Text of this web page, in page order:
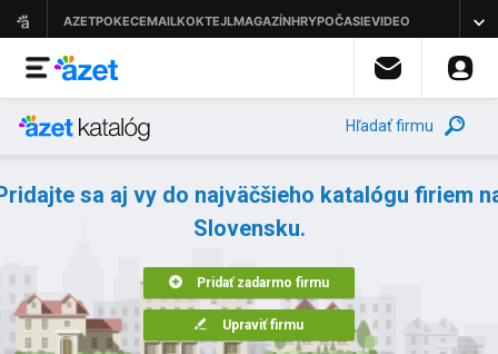
Hľadať firmu
sa aj vy do najväčšieho katalógu firiem
Slovensku.
Pridať zadarmo firmu
Upraviť firmu